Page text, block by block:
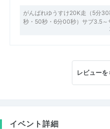
がんばれゆうすけ20K走（5分
秒・50秒・6分00秒）サブ3.5～
レビュー
イベント詳細